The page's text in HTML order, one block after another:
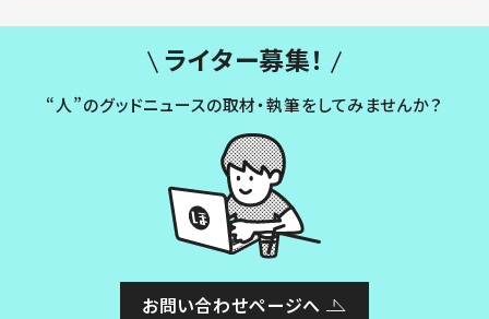
ライター募集！
“人”のグッドニュースの取材・執筆をしてみませんか？
お問い合わせページへ